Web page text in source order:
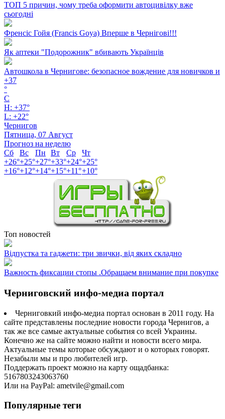
ТОП 5 причин, чому треба оформити автоцивілку вже
сьогодні
Френсіс Гойя (Francis Goya) Вперше в Чернігові!!!
Як аптеки "Подорожник" вбивають Українців
Автошкола в Чернигове: безопасное вождение для новичков и
+37
°
C
H: +37°
L: +22°
Чернигов
Пятница, 07 Август
Прогноз на неделю
Сб
Вс Пн Вт Ср
Чт
+26°+25°+27°+33°+24°+25°
+16°+12°+14°+15°+11°+10°
Топ новостей
Відпустка та гаджети: три звички, від яких складно
Важность фиксации стопы .Обращаем внимание при покупке
Черниговский инфо-медиа портал
Черниговкий инфо-медиа портал основан в 2011 году. На
сайте представлены последние новости города Чернигов, а
так же все самые актуальные события со всей Украины.
Конечно же на сайте можно найти и новости всего мира.
Актуальные темы которые обсуждают и о которых говорят.
Незабыли мы и про любителей игр.
Поддержать проект можно на карту ощадбанка:
5167803243063760
Или на PayPal: ametvile@gmail.com
Популярные теги